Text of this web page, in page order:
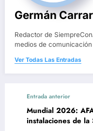
Germán
Redactor de
medios de
Ver Todas Las Entradas
Entrada anterior
Mundial 2026:
instalaciones de